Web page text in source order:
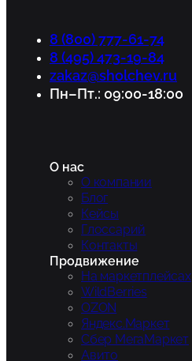
8 (800) 777-61-74
8 (495) 473-19-84
zakaz@sholchev.ru
Пн–Пт.: 09:00-18:00
О нас
О компании
Блог
Кейсы
Глоссарий
Контакты
Продвижение
На маркетплейсах
WildBerries
OZON
Яндекс.Маркет
Сбер МегаМаркет
Авито